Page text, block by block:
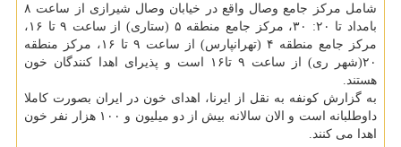
شامل مرکز جامع وصال واقع در خیابان وصال شیرازی از ساعت ۸
بامداد تا ۲۰: ۳۰، مرکز جامع منطقه ۵ (ستاری) از ساعت ۹ تا ۱۶،
مرکز جامع منطقه ۴ (تهرانپارس) از ساعت ۹ تا ۱۶، مرکز منطقه
۲۰(شهر ری) از ساعت ۹ تا۱۶ است و پذیرای اهدا کنندگان خون
هستند.
به گزارش کونفه به نقل از ایرنا، اهدای خون در ایران بصورت کاملا
داوطلبانه است و الان سالانه بیش از دو میلیون و ۱۰۰ هزار نفر خون
اهدا می کنند.